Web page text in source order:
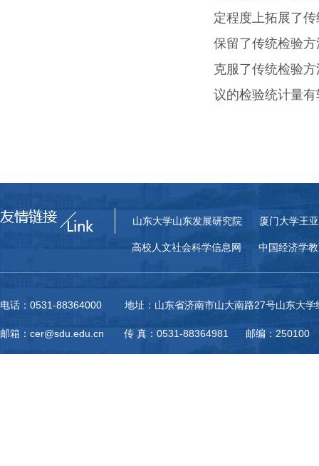
定程度上拓展了
保留了传统检验
克服了传统检验
议的检验统计量
山东大学山东发展研究院 厦门大学王
高校人文社会科学信息网 中国经济学
电话：0531-88364000 地址：山东省济南市山大南路27号山东大学
邮箱：cer@sdu.edu.cn 传 真：0531-88364981 邮编：250100